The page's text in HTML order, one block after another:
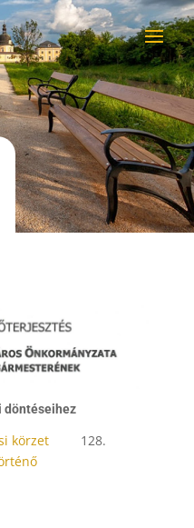
döntéseihez
körzet
128.